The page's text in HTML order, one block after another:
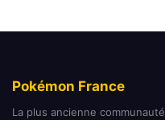
Pokémon France
La plus ancienne communauté